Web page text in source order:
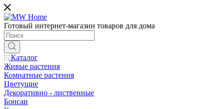
Готовый интернет-магазин товаров для дома
Каталог
Живые растения
Комнатные растения
Цветущие
Декоративно - лиственные
Бонсаи